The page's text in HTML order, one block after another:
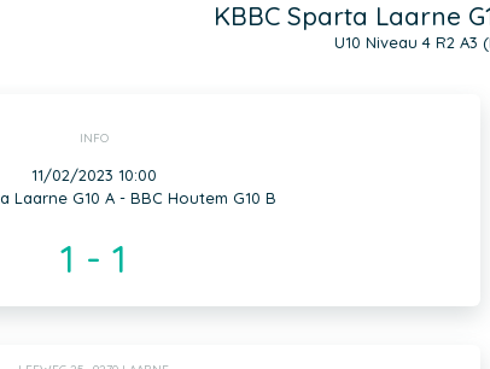
KBBC Sparta Laarne
U10 Niveau 4 R2
INFO
11/02/2023 10:00
Laarne G10 A - BBC Houtem G10 B
1 - 1